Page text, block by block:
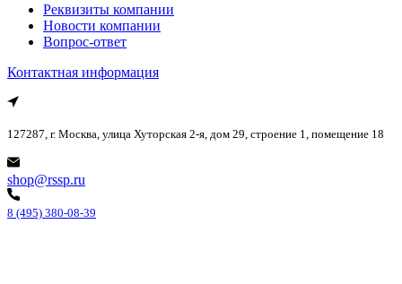
Реквизиты компании
Новости компании
Вопрос-ответ
Контактная информация
127287, г. Москва, улица Хуторская 2-я, дом 29, строение 1, помещение 18
shop@rssp.ru
8 (495) 380-08-39